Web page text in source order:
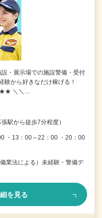
・展示場での施設警備・受付
から好きなだけ稼げる！
★★ ＼＼…
駅から徒歩7分程度）
・13：00～22：00 ・20：00
業法による）未経験・警備デ
を見る